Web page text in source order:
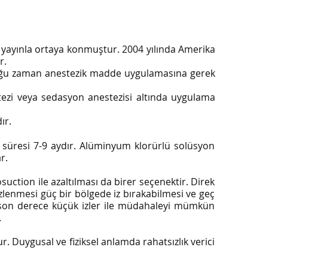
ortaya konmuştur. 2004 yılında Amerika
zaman anestezik madde uygulamasına gerek
veya sedasyon anestezisi altında uygulama
7-9 aydır. Alüminyum klorürlü solüsyon
ile azaltılması da birer seçenektir. Direk
güç bir bölgede iz bırakabilmesi ve geç
derece küçük izler ile müdahaleyi mümkün
ve fiziksel anlamda rahatsızlık verici